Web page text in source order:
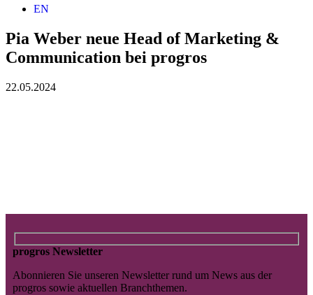
EN
Pia Weber neue Head of Marketing &
Communication bei progros
22.05.2024
progros Newsletter
Abonnieren Sie unseren Newsletter rund um News aus der
progros sowie aktuellen Branchthemen.